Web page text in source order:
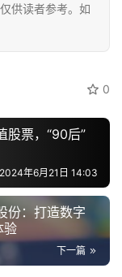
供读者参考。如
0
股票，“90后”
2024年6月21日 14:03
份：打造数字
验
下一篇